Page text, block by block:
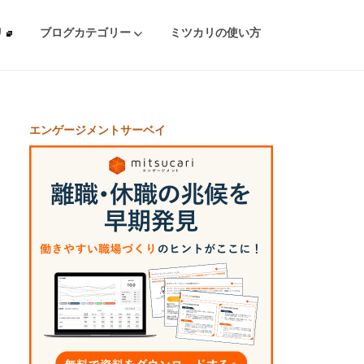
ブログカテゴリー ミツカリの使い方
エンゲージメントサーベイ